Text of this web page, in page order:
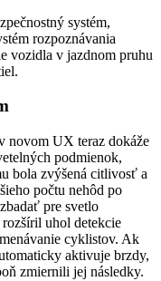
systém,
rozpoznávania
vozidla v jazdnom pruhu
novom UX teraz dokáže
podmienok,
bola zvýšená citlivosť a
počtu nehôd po
pre svetlo
uhol detekcie
cyklistov. Ak
aktivuje brzdy,
zmiernili jej následky.